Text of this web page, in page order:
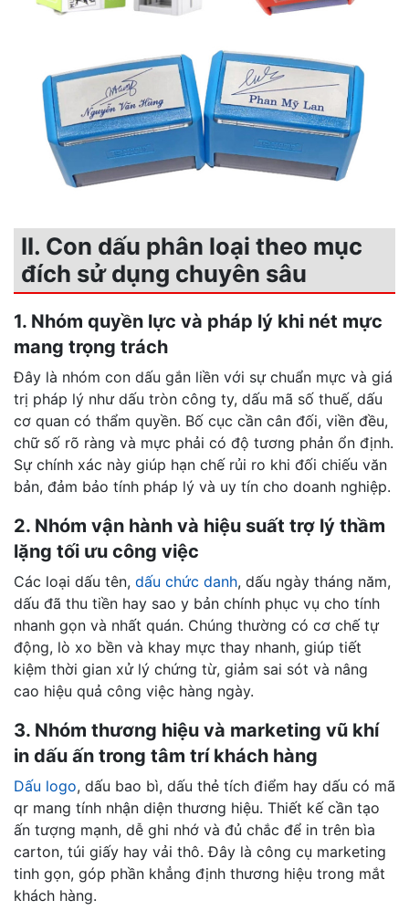
II. Con dấu phân loại theo mục
đích sử dụng chuyên sâu
1. Nhóm quyền lực và pháp lý khi nét mực
mang trọng trách
Đây là nhóm con dấu gắn liền với sự chuẩn mực và giá
trị pháp lý như dấu tròn công ty, dấu mã số thuế, dấu
cơ quan có thẩm quyền. Bố cục cần cân đối, viền đều,
chữ số rõ ràng và mực phải có độ tương phản ổn định.
Sự chính xác này giúp hạn chế rủi ro khi đối chiếu văn
bản, đảm bảo tính pháp lý và uy tín cho doanh nghiệp.
2. Nhóm vận hành và hiệu suất trợ lý thầm
lặng tối ưu công việc
Các loại dấu tên, dấu chức danh, dấu ngày tháng năm,
dấu đã thu tiền hay sao y bản chính phục vụ cho tính
nhanh gọn và nhất quán. Chúng thường có cơ chế tự
động, lò xo bền và khay mực thay nhanh, giúp tiết
kiệm thời gian xử lý chứng từ, giảm sai sót và nâng
cao hiệu quả công việc hàng ngày.
3. Nhóm thương hiệu và marketing vũ khí
in dấu ấn trong tâm trí khách hàng
Dấu logo, dấu bao bì, dấu thẻ tích điểm hay dấu có mã
qr mang tính nhận diện thương hiệu. Thiết kế cần tạo
ấn tượng mạnh, dễ ghi nhớ và đủ chắc để in trên bìa
carton, túi giấy hay vải thô. Đây là công cụ marketing
tinh gọn, góp phần khẳng định thương hiệu trong mắt
khách hàng.